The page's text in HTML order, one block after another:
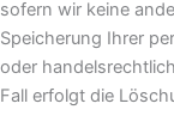
sofern wir keine
Speicherung Ihrer
oder
Fall erfolgt die